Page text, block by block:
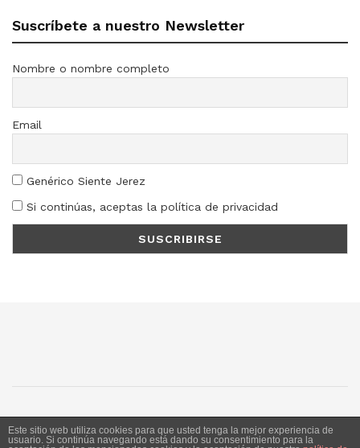
Suscríbete a nuestro Newsletter
Nombre o nombre completo
Email
Genérico Siente Jerez
Si continúas, aceptas la política de privacidad
Este sitio web utiliza cookies para que usted tenga la mejor experiencia de
usuario. Si continúa navegando está dando su consentimiento para la